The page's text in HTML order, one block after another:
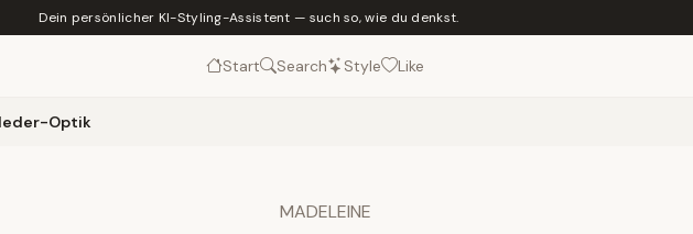
Dein persönlicher KI-Styling-Assistent — such so, wie du denkst.
Start Search Style Like
Optik
MADELEINE